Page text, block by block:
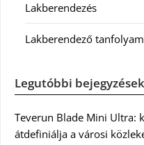
Lakberendezés
Lakberendező tanfolyam
Legutóbbi bejegyzések
Teverun Blade Mini Ultra:
átdefiniálja a városi